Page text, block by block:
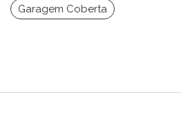
Garagem Coberta